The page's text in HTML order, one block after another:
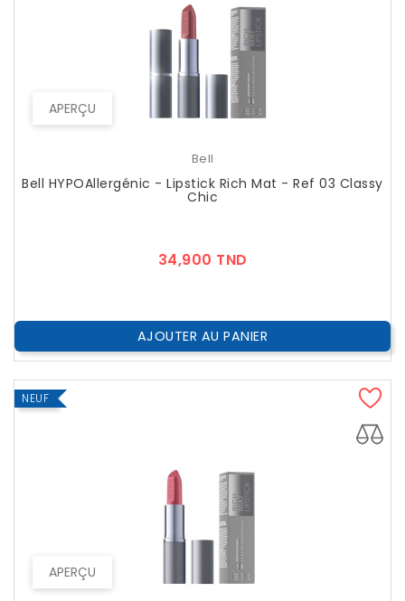
APERÇU
Bell
Bell HYPOAllergénic - Lipstick Rich Mat - Ref 03 Classy
Chic
34,900 TND
AJOUTER AU PANIER
APERÇU
NEUF